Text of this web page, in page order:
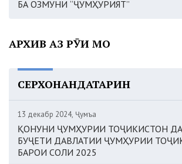
БА ОЗМУНИ “ҶУМҲУРИЯТ”
АРХИВ АЗ РӮИ МОҲ
СЕРХОНАНДАТАРИН
13 декабр 2024, Ҷумъа
ҚОНУНИ ҶУМҲУРИИ ТОҶИКИСТОН
БУҶЕТИ ДАВЛАТИИ ҶУМҲУРИИ
БАРОИ СОЛИ 2025